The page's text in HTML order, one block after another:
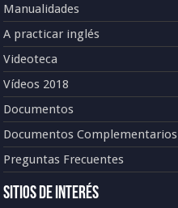
Manualidades
A practicar inglés
Videoteca
Vídeos 2018
Documentos
Documentos Complementarios
Preguntas Frecuentes
Sitios de Interés